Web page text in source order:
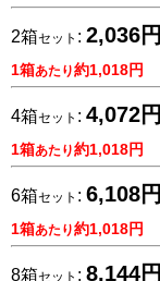
2箱セット : 2,036円
1箱あたり約1,018円
4箱セット : 4,072円
1箱あたり約1,018円
6箱セット : 6,108円
1箱あたり約1,018円
8箱セット : 8,144円